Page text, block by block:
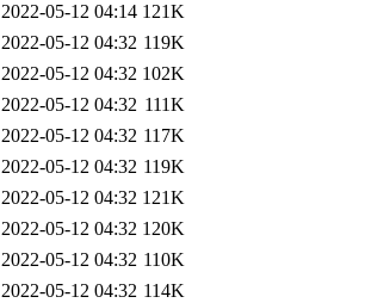
2022-05-12 04:14 121K
2022-05-12 04:32 119K
2022-05-12 04:32 102K
2022-05-12 04:32 111K
2022-05-12 04:32 117K
2022-05-12 04:32 119K
2022-05-12 04:32 121K
2022-05-12 04:32 120K
2022-05-12 04:32 110K
2022-05-12 04:32 114K